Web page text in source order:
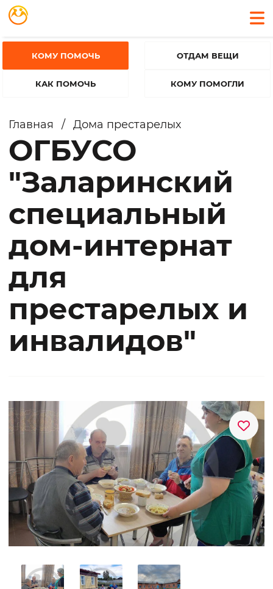
КОМУ ПОМОЧЬ
КАК ПОМОЧЬ
ОТДАМ ВЕЩИ
КОМУ ПОМОГЛИ
Главная / Дома престарелых
ОГБУСО
"Заларинский
специальный
дом-интернат
для
престарелых и
инвалидов"